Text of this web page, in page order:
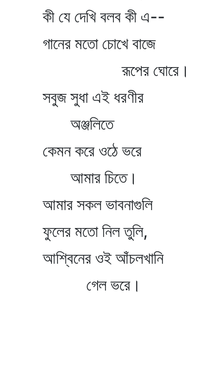
কী যে দেখি বলব কী এ--
গানের মতো চোখে বাজে
রূপের ঘোরে।
সবুজ সুধা এই ধরণীর
অঞ্জলিতে
কেমন করে ওঠে ভরে
আমার চিতে।
আমার সকল ভাবনাগুলি
ফুলের মতো নিল তুলি,
আশ্বিনের ওই আঁচলখানি
গেল ভরে।